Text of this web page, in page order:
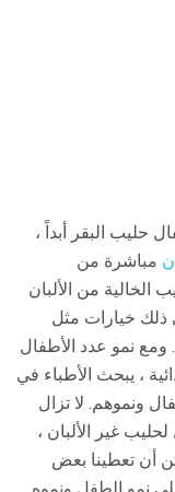
حليب البقر أبداً ،
مباشرة من
الخالية من الألبان
خيارات مثل
ومع نمو عدد الأطفال
، يبحث الأطباء في
ونموهم. لا تزال
غير الألبان ،
أن تعطينا بعض